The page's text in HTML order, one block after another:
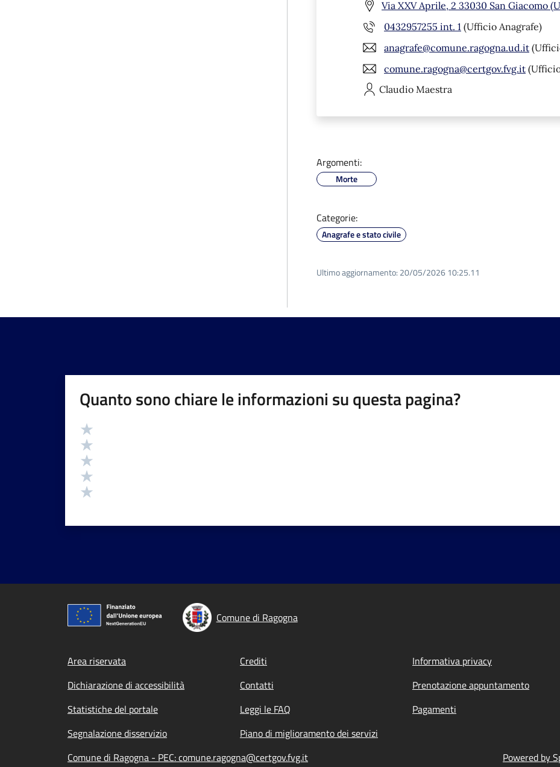
Via XXV Aprile, 2 33030 San Giacomo
0432957255 int. 1 (Ufficio Anagrafe)
anagrafe@comune.ragogna.ud.it
comune.ragogna@certgov.fvg.it
Claudio Maestra
Argomenti:
Morte
Categorie:
Anagrafe e stato civile
Ultimo aggiornamento: 20/05/2026 10:25.11
Quanto sono chiare le informazioni su questa pagina?
Valutazione
Comune di Ragogna
Footer menu
Area riservata Crediti Informativa privacy
Dichiarazione di accessibilità
Contatti Prenotazione appuntamento
Statistiche del portale
Leggi le FAQ Pagamenti
Segnalazione disservizio
Piano di miglioramento dei servizi
Comune di Ragogna - PEC: comune.ragogna@certgov.fvg.it
Powered by